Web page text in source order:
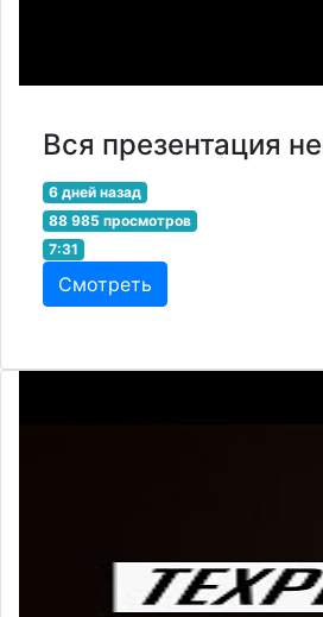
Вся презентация
6 дней назад
88 985 просмотров
7:31
Смотреть